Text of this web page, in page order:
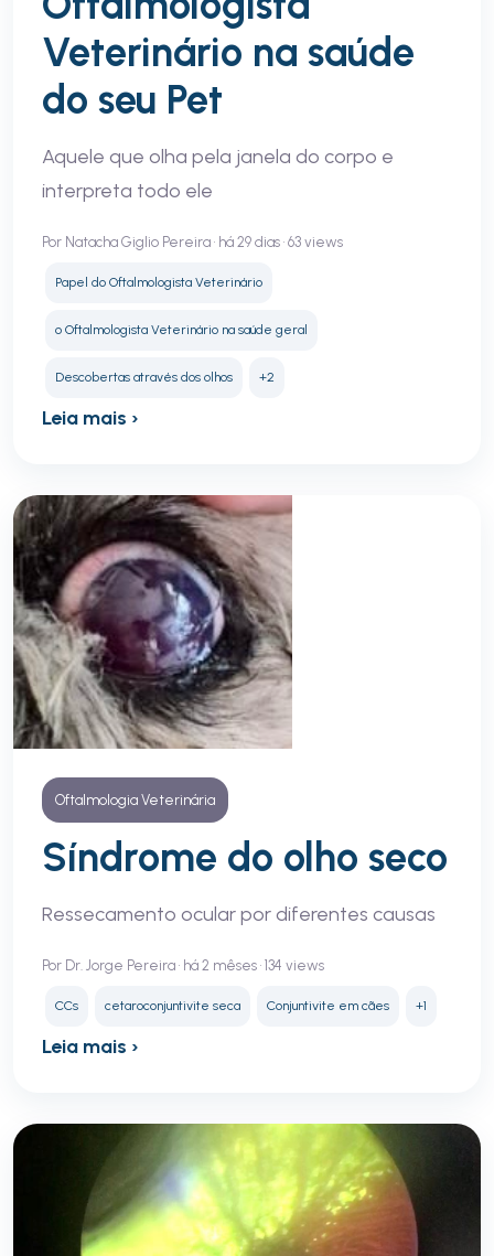
Veterinário na saúde
do seu Pet
Aquele que olha pela janela do corpo e
interpreta todo ele
Por Natacha Giglio Pereira • há 29 dias • 63 views
Papel do Oftalmologista Veterinário
o Oftalmologista Veterinário na saúde geral
Descobertas através dos olhos +2
Leia mais ›
Oftalmologia Veterinária
Síndrome do olho seco
Ressecamento ocular por diferentes causas
Por Dr. Jorge Pereira • há 2 mêses • 134 views
CCs cetaroconjuntivite seca Conjuntivite em cães +1
Leia mais ›